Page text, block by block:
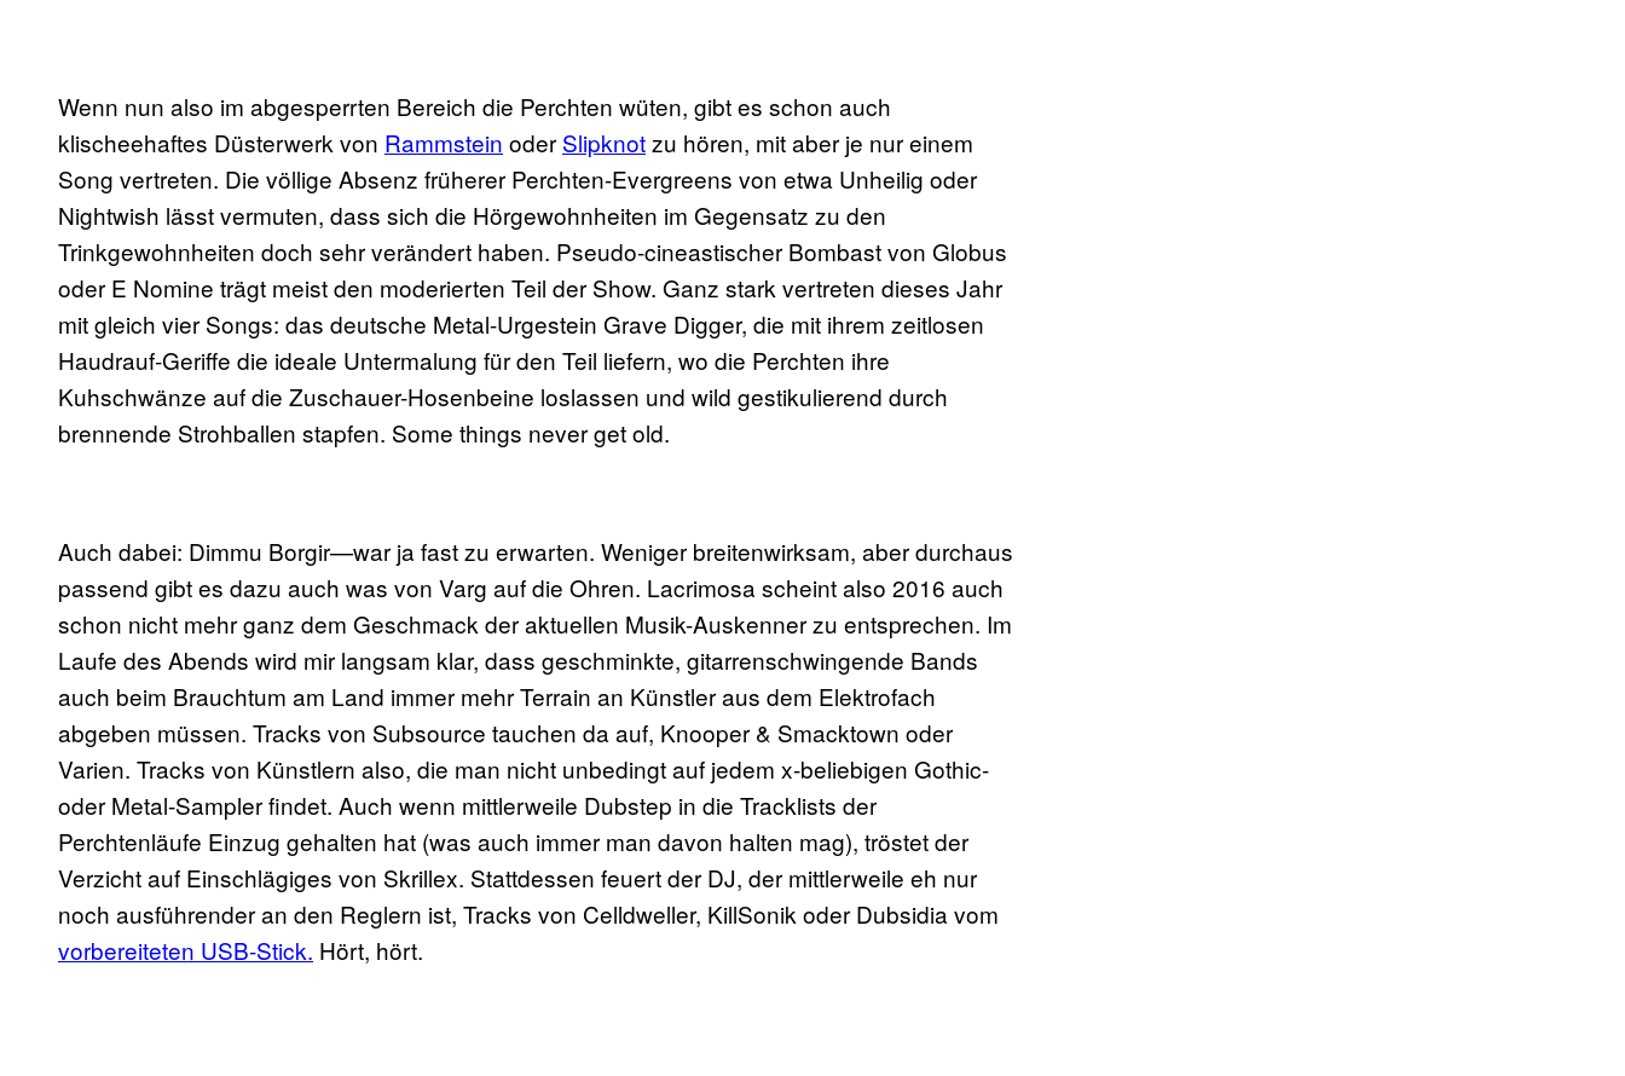
Wenn nun also im abgesperrten Bereich die Perchten wüten, gibt es schon auch
klischeehaftes Düsterwerk von Rammstein oder Slipknotzu hören, mit aber je nur einem
Song vertreten. Die völlige Absenz früherer Perchten-Evergreens von etwa Unheilig oder
Nightwish lässt vermuten, dass sich die Hörgewohnheiten im Gegensatz zu den
Trinkgewohnheiten doch sehr verändert haben. Pseudo-cineastischer Bombast von Globus
oder E Nomine trägt meist den moderierten Teil der Show. Ganz stark vertreten dieses Jahr
mit gleich vier Songs: das deutsche Metal-Urgestein Grave Digger, die mit ihrem zeitlosen
Haudrauf-Geriffe die ideale Untermalung für den Teil liefern, wo die Perchten ihre
Kuhschwänze auf die Zuschauer-Hosenbeine loslassen und wild gestikulierend durch
brennende Strohballen stapfen. Some things never get old.
Auch dabei: Dimmu Borgir—war ja fast zu erwarten. Weniger breitenwirksam, aber durchaus
passend gibt es dazu auch was von Varg auf die Ohren. Lacrimosa scheint also 2016 auch
schon nicht mehr ganz dem Geschmack der aktuellen Musik-Auskenner zu entsprechen. Im
Laufe des Abends wird mir langsam klar, dass geschminkte, gitarrenschwingende Bands
auch beim Brauchtum am Land immer mehr Terrain an Künstler aus dem Elektrofach
abgeben müssen. Tracks von Subsource tauchen da auf, Knooper & Smacktown oder
Varien. Tracks von Künstlern also, die man nicht unbedingt auf jedem x-beliebigen Gothic-
oder Metal-Sampler findet. Auch wenn mittlerweile Dubstep in die Tracklists der
Perchtenläufe Einzug gehalten hat (was auch immer man davon halten mag), tröstet der
Verzicht auf Einschlägiges von Skrillex. Stattdessen feuert der DJ, der mittlerweile eh nur
noch ausführender an den Reglern ist, Tracks von Celldweller, KillSonik oder Dubsidia vom
vorbereiteten USB-Stick. Hört, hört.